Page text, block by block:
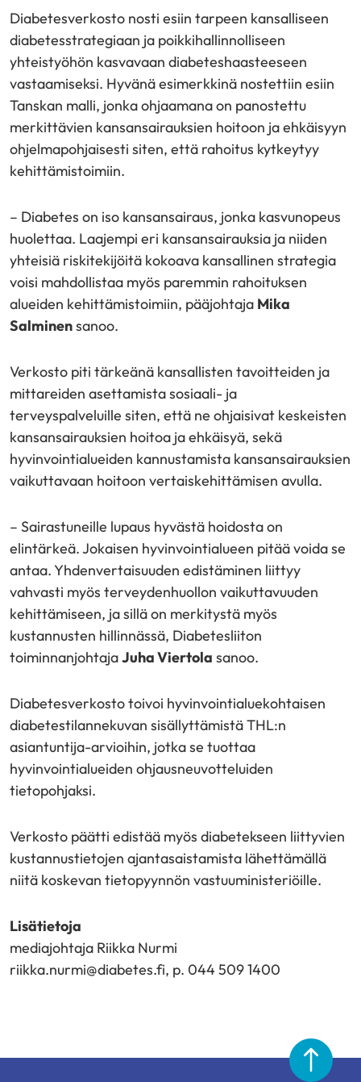
Diabetesverkosto nosti esiin tarpeen kansalliseen
diabetesstrategiaan ja poikkihallinnolliseen
yhteistyöhön kasvavaan diabeteshaasteeseen
vastaamiseksi. Hyvänä esimerkkinä nostettiin esiin
Tanskan malli, jonka ohjaamana on panostettu
merkittävien kansansairauksien hoitoon ja ehkäisyyn
ohjelmapohjaisesti siten, että rahoitus kytkeytyy
kehittämistoimiin.
– Diabetes on iso kansansairaus, jonka kasvunopeus
huolettaa. Laajempi eri kansansairauksia ja niiden
yhteisiä riskitekijöitä kokoava kansallinen strategia
voisi mahdollistaa myös paremmin rahoituksen
alueiden kehittämistoimiin, pääjohtaja Mika
Salminensanoo.
Verkosto piti tärkeänä kansallisten tavoitteiden ja
mittareiden asettamista sosiaali- ja
terveyspalveluille siten, että ne ohjaisivat keskeisten
kansansairauksien hoitoa ja ehkäisyä, sekä
hyvinvointialueiden kannustamista kansansairauksien
vaikuttavaan hoitoon vertaiskehittämisen avulla.
– Sairastuneille lupaus hyvästä hoidosta on
elintärkeä. Jokaisen hyvinvointialueen pitää voida se
antaa. Yhdenvertaisuuden edistäminen liittyy
vahvasti myös terveydenhuollon vaikuttavuuden
kehittämiseen, ja sillä on merkitystä myös
kustannusten hillinnässä, Diabetesliiton
toiminnanjohtajaJuha Viertola sanoo.
Diabetesverkosto toivoi hyvinvointialuekohtaisen
diabetestilannekuvan sisällyttämistä THL:n
asiantuntija-arvioihin, jotka se tuottaa
hyvinvointialueiden ohjausneuvotteluiden
tietopohjaksi.
Verkosto päätti edistää myös diabetekseen liittyvien
kustannustietojen ajantasaistamista lähettämällä
niitä koskevan tietopyynnön vastuuministeriöille.
Lisätietoja
mediajohtaja Riikka Nurmi
riikka.nurmi@diabetes.fi, p. 044 509 1400